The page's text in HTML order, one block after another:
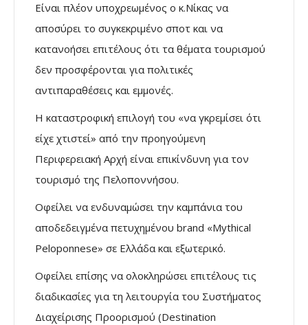
Είναι πλέον υποχρεωμένος ο κ.Νίκας να
αποσύρει το συγκεκριμένο σποτ και να
κατανοήσει επιτέλους ότι τα θέματα τουρισμού
δεν προσφέρονται για πολιτικές
αντιπαραθέσεις και εμμονές.
Η καταστροφική επιλογή του «να γκρεμίσει ότι
είχε χτιστεί» από την προηγούμενη
Περιφερειακή Αρχή είναι επικίνδυνη για τον
τουρισμό της Πελοποννήσου.
Οφείλει να ενδυναμώσει την καμπάνια του
αποδεδειγμένα πετυχημένου brand «Mythical
Peloponnese» σε Ελλάδα και εξωτερικό.
Οφείλει επίσης να ολοκληρώσει επιτέλους τις
διαδικασίες για τη λειτουργία του Συστήματος
Διαχείρισης Προορισμού (Destination